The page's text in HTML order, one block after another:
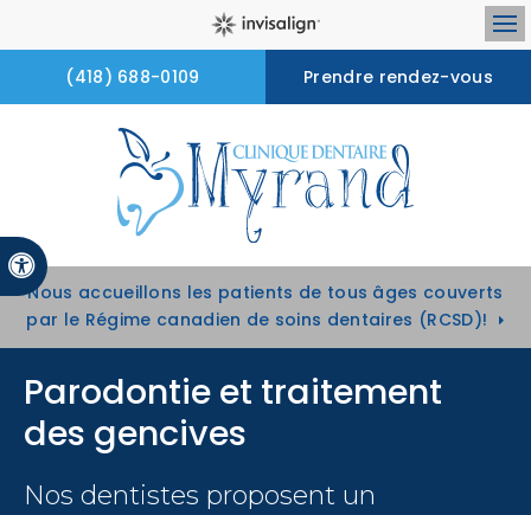
Version accessible
(418) 688-0109 Prendre rendez-vous
Nous accueillons les patients de tous âges couverts
par le Régime canadien de soins dentaires (RCSD)!
Parodontie et traitement
des gencives
Nos dentistes proposent un